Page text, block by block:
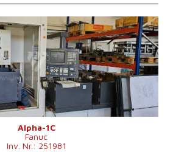
1998
520 mm
370 mm
300 mm
120 mm
120 mm
650 kg
2300 kg
nein
Alpha-1C
Fanuc
Inv. Nr.: 251981